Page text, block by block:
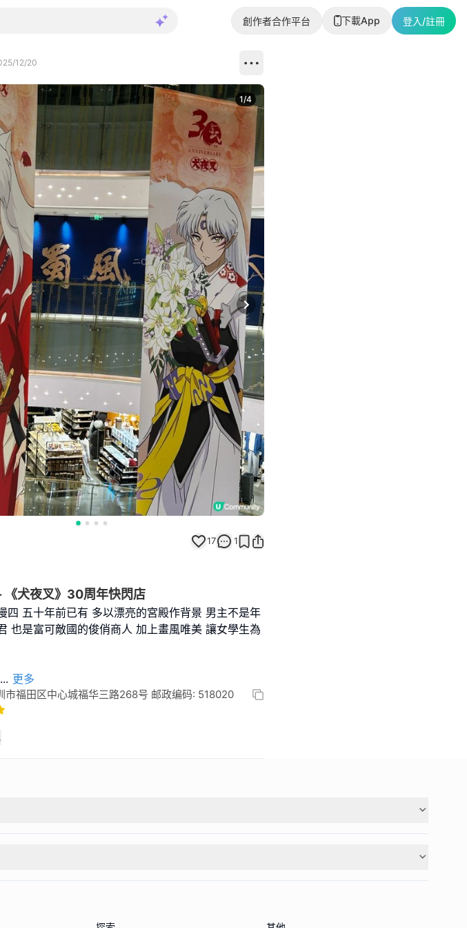
創作者合作平台 下載App 登入/註冊
12/20
Next slide
1/4
17 1
《犬夜叉》30周年快閃店
四 五十年前已有 多以漂亮的宮殿作背景 男主不是年
也是富可敵國的俊俏商人 加上畫風唯美 讓女學生為
... 更多
市福田区中心城福华三路268号 邮政编码: 518020